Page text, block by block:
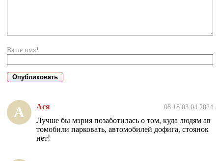
Ваше имя*
А Ася 08:18 03.04.2024
Лучше бы мэрия позаботилась о том, куда людям ав
томобили парковать, автомобилей дофига, стоянок
нет!